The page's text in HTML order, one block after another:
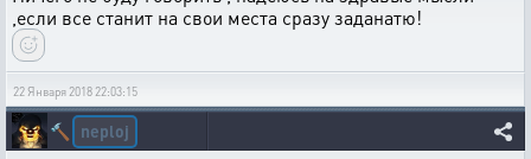
,если все станит на свои места сразу заданатю!
22 Января 2018 22:03:15
🔨 neploj